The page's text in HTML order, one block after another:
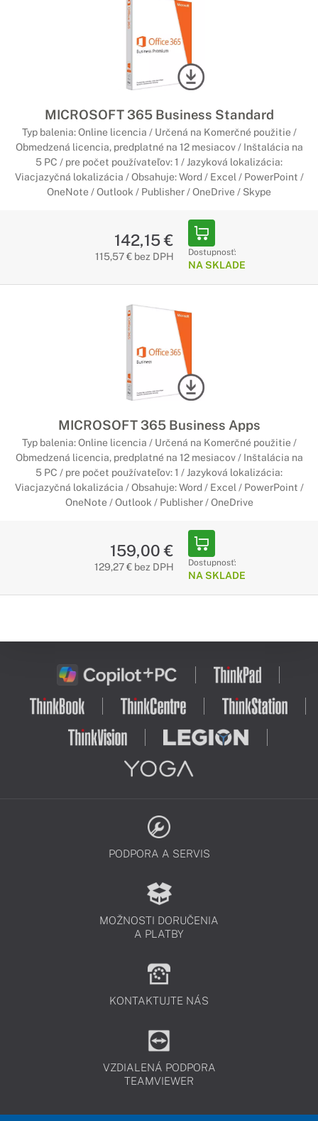
MICROSOFT 365 Business Standard
Typ balenia: Online licencia / Určená na Komerčné použitie /
Obmedzená licencia, predplatné na 12 mesiacov / Inštalácia na
5 PC / pre počet používateľov: 1 / Jazyková lokalizácia:
Viacjazyčná lokalizácia / Obsahuje: Word / Excel / PowerPoint /
OneNote / Outlook / Publisher / OneDrive / Skype
142,15 €
115,57 € bez DPH Dostupnosť:
NA SKLADE
MICROSOFT 365 Business Apps
Typ balenia: Online licencia / Určená na Komerčné použitie /
Obmedzená licencia, predplatné na 12 mesiacov / Inštalácia na
5 PC / pre počet používateľov: 1 / Jazyková lokalizácia:
Viacjazyčná lokalizácia / Obsahuje: Word / Excel / PowerPoint /
OneNote / Outlook / Publisher / OneDrive
159,00 €
129,27 € bez DPH Dostupnosť:
NA SKLADE
PODPORA A SERVIS
MOŽNOSTI DORUČENIA
A PLATBY
KONTAKTUJTE NÁS
VZDIALENÁ PODPORA
TEAMVIEWER